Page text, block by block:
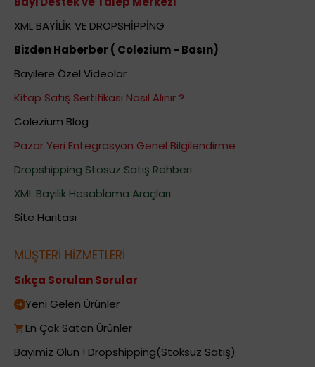
XML BAYİLİK VE DROPSHİPPİNG
Bizden Haberber ( Colezium - Basın)
Bayilere Özel Videolar
Kitap Satış Sertifikası Nasıl Alınır ?
Colezium Blog
Pazar Yeri Entegrasyon Genel Bilgilendirme
Dropshipping Stosuz Satış Rehberi
XML Bayilik Hesablama Araçları
Site Haritası
MÜŞTERİ HİZMETLERİ
Sıkça Sorulan Sorular
Yeni Gelen Ürünler
En Çok Satan Ürünler
Bayimiz Olun ! Dropshipping(Stoksuz Satış)